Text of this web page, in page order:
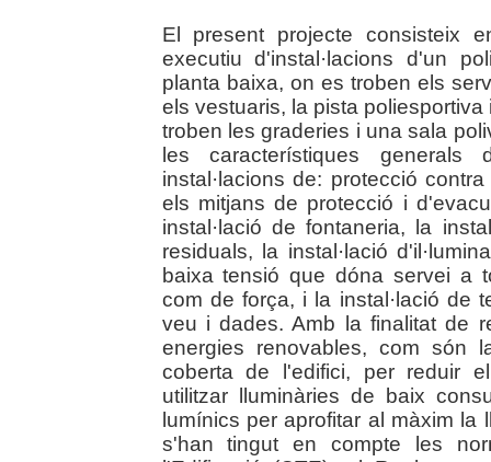
El present projecte consisteix
executiu d'instal·lacions d'un
planta baixa, on es troben els
els vestuaris, la pista
troben les graderies i una sala
les característiques
instal·lacions de: protecció
els mitjans de protecció i
instal·lació de fontaneria, la
residuals, la instal·lació
baixa tensió que dóna servei a
com de força, i la instal·lació de
veu i dades. Amb la finalitat de
energies renovables, com són
coberta de l'edifici, per reduir
utilitzar lluminàries de baix
lumínics per aprofitar al màxim
s'han tingut en compte les